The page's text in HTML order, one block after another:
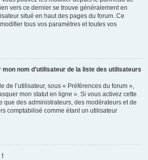
vers ce dernier se trouve généralement en
situé en haut des pages du forum. Ce
tous vos paramètres et toutes vos
nom d’utilisateur de la liste des utilisateurs
de l’utilisateur, sous « Préférences du forum »,
mon statut en ligne ». Si vous activez cette
que des administrateurs, des modérateurs et de
comptabilisé comme étant un utilisateur
!